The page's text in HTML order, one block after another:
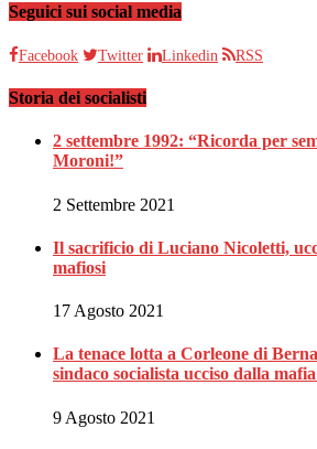
Seguici sui social media
Facebook Twitter Linkedin RSS
Storia dei socialisti
2 settembre 1992: “Ricorda per
Moroni!”
2 Settembre 2021
Il sacrificio di Luciano Nicoletti,
mafiosi
17 Agosto 2021
La tenace lotta a Corleone di
sindaco socialista ucciso dalla
9 Agosto 2021